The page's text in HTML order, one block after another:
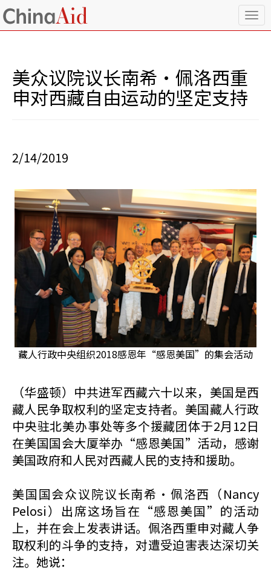
T
o
o
n
美众议院议长南希·佩洛西重
申对西藏自由运动的坚定支持
2/14/2019
藏人行政中央组织2018感恩年“感恩美国”的集会活动
（华盛顿）中共进军西藏六十以来，美国是西
藏人民争取权利的坚定支持者。美国藏人行政
中央驻北美办事处等多个援藏团体于2月12日
在美国国会大厦举办“感恩美国”活动，感谢
美国政府和人民对西藏人民的支持和援助。
美国国会众议院议长南希·佩洛西（Nancy
Pelosi）出席这场旨在“感恩美国”的活动
上，并在会上发表讲话。佩洛西重申对藏人争
取权利的斗争的支持，对遭受迫害表达深切关
注。她说：